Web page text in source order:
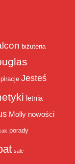
biżuteria
Jesteś
letnia
Molly nowości
porady
sale